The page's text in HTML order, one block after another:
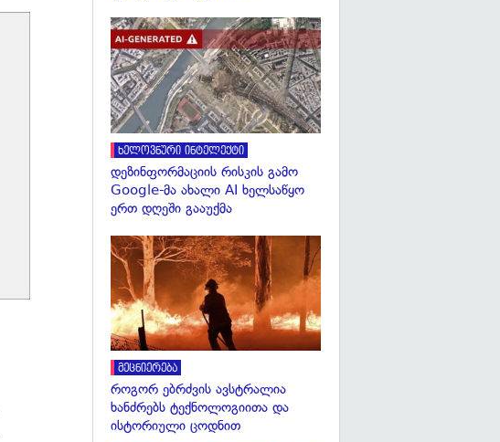
ხელოვნური ინტელექტი
დეზინფორმაციის რისკის გამო
Google-მა ახალი AI ხელსაწყო
ერთ დღეში გააუქმა
მეცნიერება
როგორ ებრძვის ავსტრალია
ხანძრებს ტექნოლოგიითა და
ისტორიული ცოდნით